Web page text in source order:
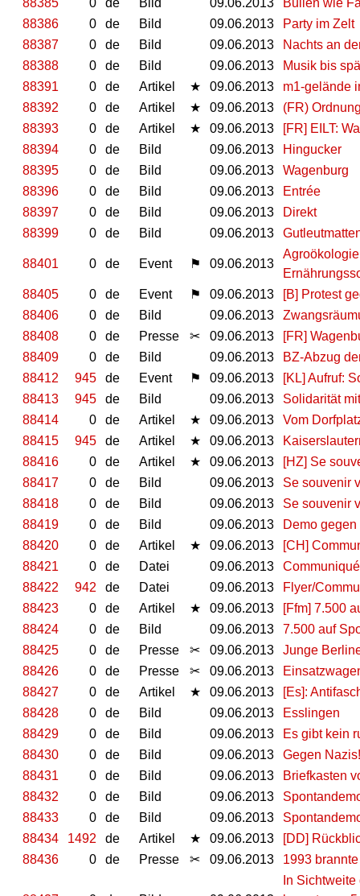
88386
0 de Bild 09.06.2013
Party im Zelt
88387
0 de Bild 09.06.2013
Nachts an
88388
0 de Bild 09.06.2013
Musik bis
88391
0 de Artikel ★ 09.06.2013
m1-gelände
88392
0 de Artikel ★ 09.06.2013
(FR)
88393
0 de Artikel ★ 09.06.2013
[FR] EILT:
88394
0 de Bild 09.06.2013
Hingucker
88395
0 de Bild 09.06.2013
Wagenburg
88396
0 de Bild 09.06.2013
Entrée
88397
0 de Bild 09.06.2013
Direkt
88399
0 de Bild 09.06.2013
88401 0 de Event ⚑ 09.06.2013
88405
0 de Event ⚑ 09.06.2013
[B] Protest
88406
0 de Bild 09.06.2013
88408
0 de Presse ✂ 09.06.2013
[FR]
88409
0 de Bild 09.06.2013
BZ-Abzug
88412
945 de Event ⚑ 09.06.2013
[KL] Aufruf:
88413
945 de Bild 09.06.2013
Solidarität
88414
0 de Artikel ★ 09.06.2013
Vom
88415
945 de Artikel ★ 09.06.2013
88416
0 de Artikel ★ 09.06.2013
[HZ] Se
88417
0 de Bild 09.06.2013
Se souvenir
88418
0 de Bild 09.06.2013
Se souvenir
88419
0 de Bild 09.06.2013
Demo
88420
0 de Artikel ★ 09.06.2013
[CH]
88421
0 de Datei 09.06.2013
88422
942 de Datei 09.06.2013
Flyer/
88423
0 de Artikel ★ 09.06.2013
[Ffm] 7.500
88424
0 de Bild 09.06.2013
7.500 auf
88425
0 de Presse ✂ 09.06.2013
Junge
88426
0 de Presse ✂ 09.06.2013
88427
0 de Artikel ★ 09.06.2013
[Es]:
88428
0 de Bild 09.06.2013
Esslingen
88429
0 de Bild 09.06.2013
Es gibt kein
88430
0 de Bild 09.06.2013
Gegen Nazis!
88431
0 de Bild 09.06.2013
Briefkasten
88432
0 de Bild 09.06.2013
88433
0 de Bild 09.06.2013
88434
1492 de Artikel ★ 09.06.2013
[DD]
88436
0 de Presse ✂ 09.06.2013 1993
In